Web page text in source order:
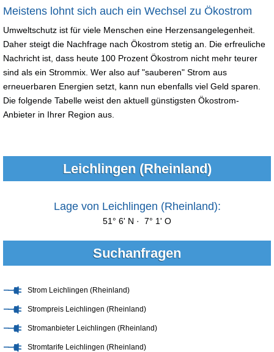
Meistens lohnt sich auch ein Wechsel zu Ökostrom
Umweltschutz ist für viele Menschen eine Herzensangelegenheit.
Daher steigt die Nachfrage nach Ökostrom stetig an. Die erfreuliche
Nachricht ist, dass heute 100 Prozent Ökostrom nicht mehr teurer
sind als ein Strommix. Wer also auf "sauberen" Strom aus
erneuerbaren Energien setzt, kann nun ebenfalls viel Geld sparen.
Die folgende Tabelle weist den aktuell günstigsten Ökostrom-
Anbieter in Ihrer Region aus.
Leichlingen (Rheinland)
Lage von Leichlingen (Rheinland):
51° 6' N · 7° 1' O
Suchanfragen
Strom Leichlingen (Rheinland)
Strompreis Leichlingen (Rheinland)
Stromanbieter Leichlingen (Rheinland)
Stromtarife Leichlingen (Rheinland)